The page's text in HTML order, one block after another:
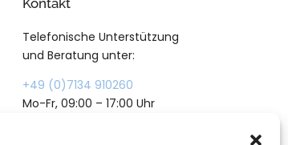
Telefonische Unterstützung
und Beratung unter:
+49 (0)7134 910260
Mo-Fr, 09:00 – 17:00 Uhr